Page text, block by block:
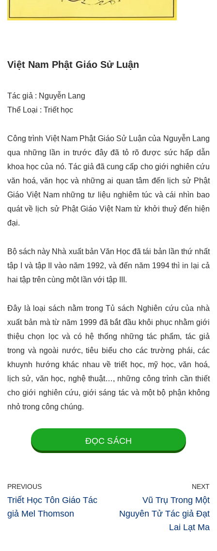
Việt Nam Phật Giáo Sử Luận
Tác giả : Nguyễn Lang
Thể Loại : Triết học
Công trình Việt Nam Phật Giáo Sử Luận của Nguyễn Lang
qua những lần in trước đây đã tỏ rõ được sức hấp dẫn
khoa học của nó. Tác giả đã cung cấp cho giới nghiên cứu
văn hoá, văn học và những ai quan tâm đến lịch sử Phật
Giáo Việt Nam những tư liệu nghiêm túc và cái nhìn bao
quát về lịch sử Phật Giáo Việt Nam từ khởi thuỷ đến hiện
đại.
Bộ sách này Nhà xuất bản Văn Học đã tái bản lần thứ nhất
tập I và tập II vào năm 1992, và đến năm 1994 thì in lại cả
hai tập trên cùng một lần với tập III.
Đây là loại sách nằm trong Tủ sách Nghiên cứu của nhà
xuất bản mà từ năm 1999 đã bắt đầu khôi phục nhằm giới
thiệu chọn lọc và có hệ thống những tác phẩm, tác giả
trong và ngoài nước, tiêu biểu cho các trường phái, các
khuynh hướng khác nhau về triết học, mỹ học, văn hoá,
lịch sử, văn học, nghệ thuật…, những công trình cần thiết
cho giới nghiên cứu, giới sáng tác và một bộ phận không
nhỏ trong công chúng.
ĐỌC SÁCH
PREVIOUS
Triết Học Tôn Giáo Tác
giả Mel Thomson
NEXT
Vũ Trụ Trong Một
Nguyên Tử Tác giả Đạt
Lai Lạt Ma